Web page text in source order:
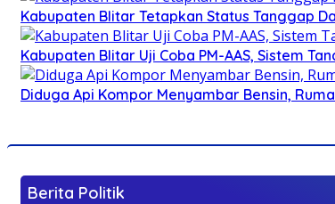
Kabupaten Blitar Tetapkan Status Tanggap
Kabupaten Blitar Uji Coba PM-AAS, Sistem
Diduga Api Kompor Menyambar Bensin,
Berita Politik